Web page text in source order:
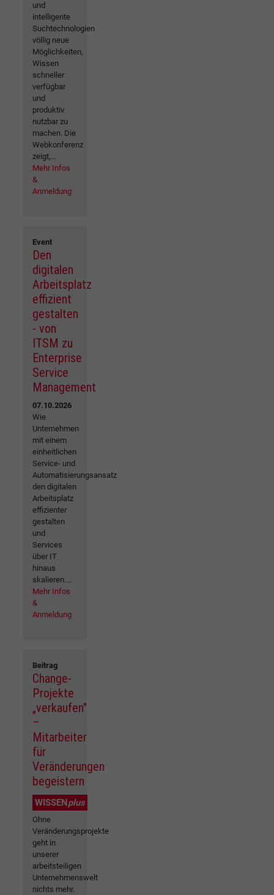
und
intelligente
Suchtechnologien
völlig neue
Möglichkeiten,
Wissen
schneller
verfügbar
und
produktiv
nutzbar zu
machen. Die
Webkonferenz
zeigt,...
Mehr Infos
&
Anmeldung
Event
Den
digitalen
Arbeitsplatz
effizient
gestalten
- von
ITSM zu
Enterprise
Service
Management
07.10.2026
Wie
Unternehmen
mit einem
einheitlichen
Service- und
Automatisierungsansatz
den digitalen
Arbeitsplatz
effizienter
gestalten
und
Services
über IT
hinaus
skalieren....
Mehr Infos
&
Anmeldung
Beitrag
Change-
Projekte
„verkaufen"
–
Mitarbeiter
für
Veränderungen
begeistern
WISSEN plus
Ohne
Veränderungsprojekte
geht in
unserer
arbeitsteiligen
Unternehmenswelt
nichts mehr.